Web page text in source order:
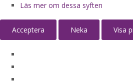
Läs mer om dessa syften
Acceptera Neka Visa